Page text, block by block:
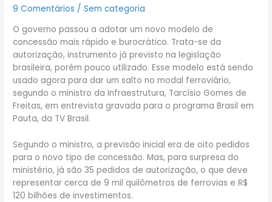
9 Comentários /Sem categoria
O governo passou a adotar um novo modelo de
concessão mais rápido e burocrático. Trata-se da
autorização, instrumento já previsto na legislação
brasileira, porém pouco utilizado. Esse modelo está sendo
usado agora para dar um salto no modal ferroviário,
segundo o ministro da Infraestrutura, Tarcísio Gomes de
Freitas, em entrevista gravada para o programa Brasil em
Pauta, da TV Brasil.
Segundo o ministro, a previsão inicial era de oito pedidos
para o novo tipo de concessão. Mas, para surpresa do
ministério, já são 35 pedidos de autorização, o que deve
representar cerca de 9 mil quilômetros de ferrovias e R$
120 bilhões de investimentos.